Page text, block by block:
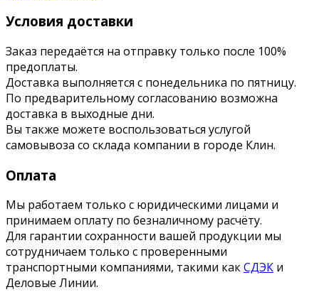
Условия доставки
Заказ передаётся на отправку только после 100%
предоплаты.
Доставка выполняется с понедельника по пятницу.
По предварительному согласованию возможна
доставка в выходные дни.
Вы также можете воспользоваться услугой
самовывоза со склада компании в городе Клин.
Оплата
Мы работаем только с юридическими лицами и
принимаем оплату по безналичному расчёту.
Для гарантии сохранности вашей продукции мы
сотрудничаем только с проверенными
транспортными компаниями, такими какСДЭК и
Деловые Линии.